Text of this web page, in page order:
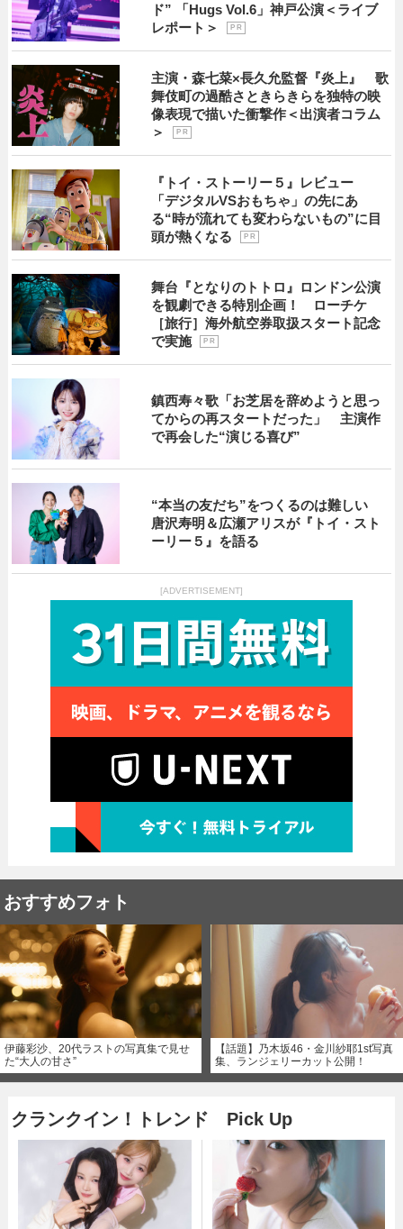
ド” 「Hugs Vol.6」神戸公演＜ライブ
レポート＞
P R
主演・森七菜×長久允監督『炎上』 歌
舞伎町の過酷さときらきらを独特の映
像表現で描いた衝撃作＜出演者コラム
＞
P R
『トイ・ストーリー５』レビュー
「デジタルVSおもちゃ」の先にあ
る“時が流れても変わらないもの”に目
頭が熱くなる
P R
舞台『となりのトトロ』ロンドン公演
を観劇できる特別企画！ ローチケ
［旅行］海外航空券取扱スタート記念
で実施
P R
鎮西寿々歌「お芝居を辞めようと思っ
てからの再スタートだった」 主演作
で再会した“演じる喜び”
“本当の友だち”をつくるのは難しい
唐沢寿明＆広瀬アリスが『トイ・スト
ーリー５』を語る
[ADVERTISEMENT]
おすすめフォト
伊藤彩沙、20代ラストの写真集で見せ
た“大人の甘さ”
【話題】乃木坂46・金川紗耶1st写真
集、ランジェリーカット公開！
クランクイン！トレンド Pick Up